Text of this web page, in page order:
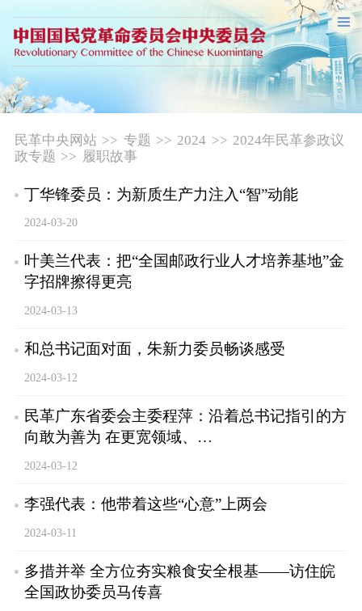
民革中央网站 >> 专题 >> 2024 >> 2024年民革参政议
政专题 >> 履职故事
丁华锋委员：为新质生产力注入“智”动能
2024-03-20
叶美兰代表：把“全国邮政行业人才培养基地”金
字招牌擦得更亮
2024-03-13
和总书记面对面，朱新力委员畅谈感受
2024-03-12
民革广东省委会主委程萍：沿着总书记指引的方
向敢为善为 在更宽领域、…
2024-03-12
李强代表：他带着这些“心意”上两会
2024-03-11
多措并举 全方位夯实粮食安全根基——访住皖
全国政协委员马传喜